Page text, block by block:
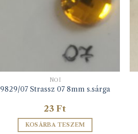
NŐI
9829/07 Strassz 07 8mm s.sárga
23 Ft
KOSÁRBA TESZEM